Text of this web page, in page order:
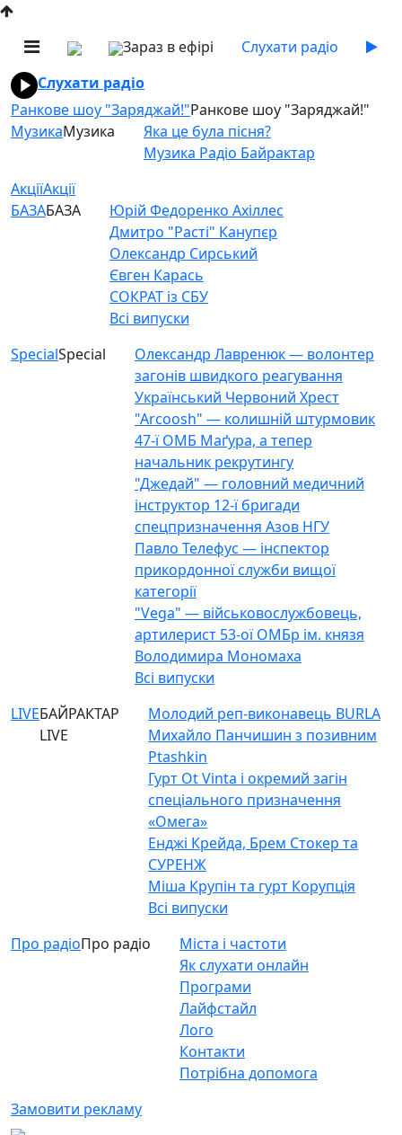
Зараз в ефірі
Слухати радіо
Слухати радіо
Ранкове шоу "Заряджай!"Ранкове шоу "Заряджай!"
МузикаМузика
Яка це була пісня?
Музика Радіо Байрактар
АкціїАкції
БАЗАБАЗА
Юрій Федоренко Ахіллес
Дмитро "Расті" Канупєр
Олександр Сирський
Євген Карась
СОКРАТ із СБУ
Всі випуски
SpecialSpecial
Олександр Лавренюк — волонтер
загонів швидкого реагування
Український Червоний Хрест
"Arcoosh" — колишній штурмовик
47-ї ОМБ Маґура, а тепер
начальник рекрутингу
"Джедай" — головний медичний
інструктор 12-ї бригади
спецпризначення Азов НГУ
Павло Телефус — інспектор
прикордонної служби вищої
категорії
"Vega" — військовослужбовець,
артилерист 53-ої ОМБр ім. князя
Володимира Мономаха
Всі випуски
LIVEБАЙРАКТАР
LIVE
Молодий реп-виконавець BURLA
Михайло Панчишин з позивним
Ptashkin
Гурт Ot Vinta і окремий загін
спеціального призначення
«Омега»
Енджі Крейда, Брем Стокер та
СУРЕНЖ
Міша Крупін та гурт Корупція
Всі випуски
Про радіоПро радіо
Міста і частоти
Як слухати онлайн
Програми
Лайфстайл
Лого
Контакти
Потрібна допомога
Замовити рекламу